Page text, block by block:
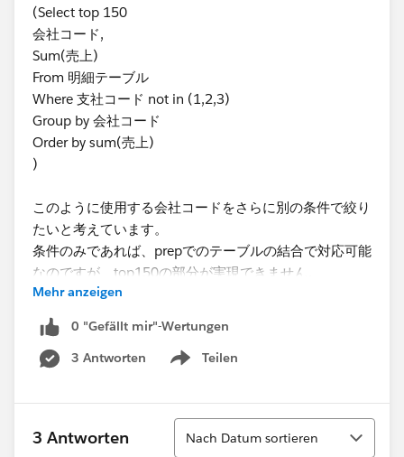
(Select top 150
会社コード,
Sum(売上)
From 明細テーブル
Where 支社コード not in (1,2,3)
Group by 会社コード
Order by sum(売上)
)
このように使用する会社コードをさらに別の条件で絞り
たいと考えています。
条件のみであれば、prepでのテーブルの結合で対応可能
なのですが、top150の部分が実現できません。
Cloudではprepでのソート絞りが実現できないのは仕様
でしょうか？
またこのような場合に、どのように対処すべきか案がご
Mehr anzeigen
0 "Gefällt mir"-Wertungen
3 Antworten
Teilen
Show menu
3 Antworten
Sortieren
Nach Datum sortieren